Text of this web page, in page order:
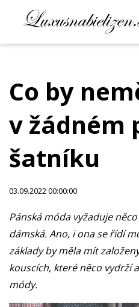
Co by
v žádném
šatníku
03.09.2022 00:00:00
Pánská móda vyžaduje
dámská. Ano, i ona se řídí
základy by měla mít
kouscích, které něco vydrží
módy.